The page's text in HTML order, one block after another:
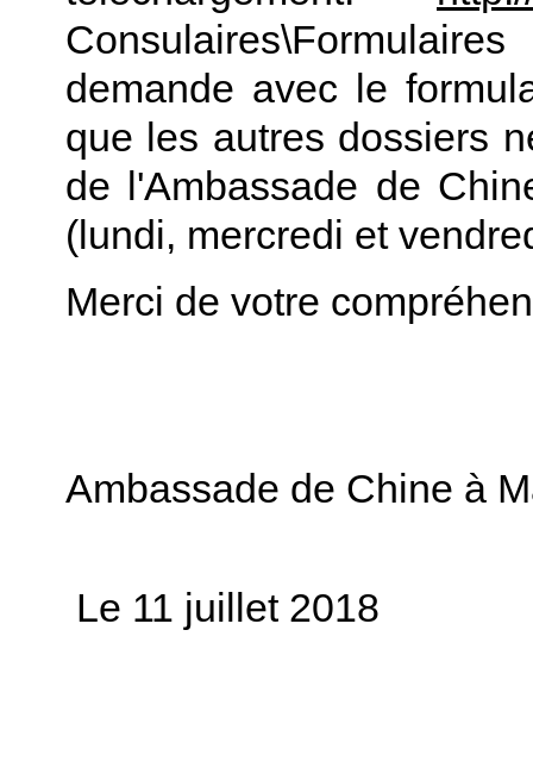
demande avec le
que les autres dossiers
de l'Ambassade de
(lundi, mercredi et
Merci de votre
Ambassade de Chine à
Le 11 juillet 2018